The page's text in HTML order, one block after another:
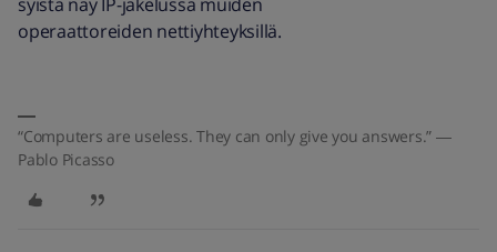
operaattoreiden nettiyhteyksillä.
“Computers are useless. They can only give you answers.” ―
Pablo Picasso